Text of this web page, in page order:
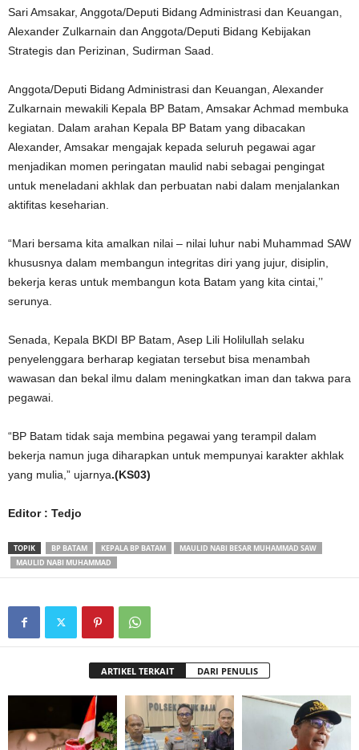
Sari Amsakar, Anggota/Deputi Bidang Administrasi dan Keuangan,
Alexander Zulkarnain dan Anggota/Deputi Bidang Kebijakan
Strategis dan Perizinan, Sudirman Saad.
Anggota/Deputi Bidang Administrasi dan Keuangan, Alexander
Zulkarnain mewakili Kepala BP Batam, Amsakar Achmad membuka
kegiatan. Dalam arahan Kepala BP Batam yang dibacakan
Alexander, Amsakar mengajak kepada seluruh pegawai agar
menjadikan momen peringatan maulid nabi sebagai pengingat
untuk meneladani akhlak dan perbuatan nabi dalam menjalankan
aktifitas keseharian.
“Mari bersama kita amalkan nilai – nilai luhur nabi Muhammad SAW
khususnya dalam membangun integritas diri yang jujur, disiplin,
bekerja keras untuk membangun kota Batam yang kita cintai,’’
serunya.
Senada, Kepala BKDI BP Batam, Asep Lili Holilullah selaku
penyelenggara berharap kegiatan tersebut bisa menambah
wawasan dan bekal ilmu dalam meningkatkan iman dan takwa para
pegawai.
“BP Batam tidak saja membina pegawai yang terampil dalam
bekerja namun juga diharapkan untuk mempunyai karakter akhlak
yang mulia,” ujarnya.(KS03)
Editor : Tedjo
TOPIK BP BATAM KEPALA BP BATAM
MAULID NABI BESAR MUHAMMAD SAW
MAULID NABI MUHAMMAD
ARTIKEL TERKAIT DARI PENULIS